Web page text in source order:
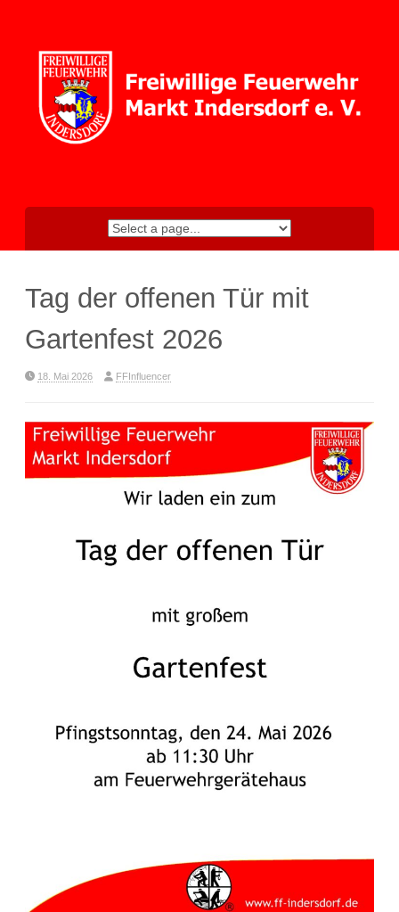
Tag der offenen Tür mit
Gartenfest 2026
18. Mai 2026 FFInfluencer